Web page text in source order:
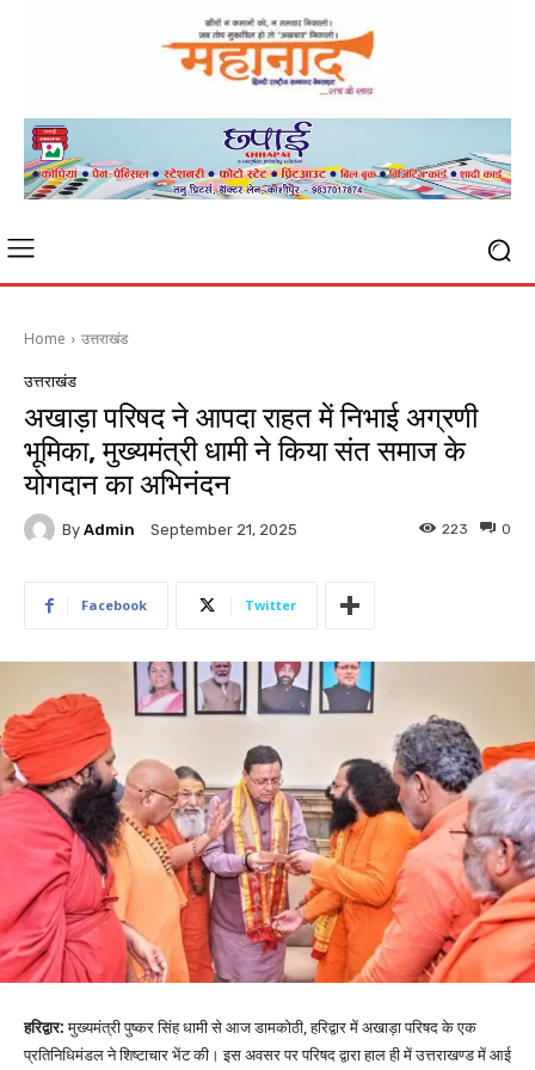
Home उत्तराखंड
उत्तराखंड
अखाड़ा परिषद ने आपदा राहत में निभाई अग्रणी
भूमिका, मुख्यमंत्री धामी ने किया संत समाज के
योगदान का अभिनंदन
By Admin September 21, 2025 0
223
Facebook Twitter
हरिद्वार:मुख्यमंत्री पुष्कर सिंह धामी से आज डामकोठी, हरिद्वार में अखाड़ा परिषद के एक
प्रतिनिधिमंडल ने शिष्टाचार भेंट की। इस अवसर पर परिषद द्वारा हाल ही में उत्तराखण्ड में आई